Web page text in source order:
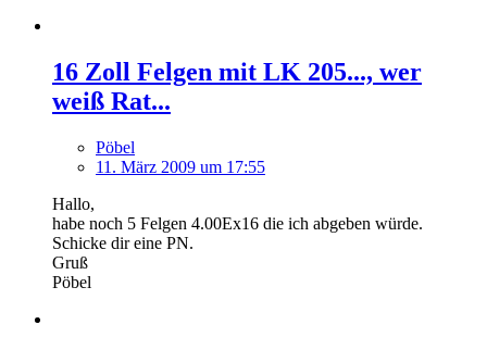
16 Zoll Felgen mit LK 205..., wer
weiß Rat...
Pöbel
11. März 2009 um 17:55
Hallo,
habe noch 5 Felgen 4.00Ex16 die ich abgeben würde.
Schicke dir eine PN.
Gruß
Pöbel